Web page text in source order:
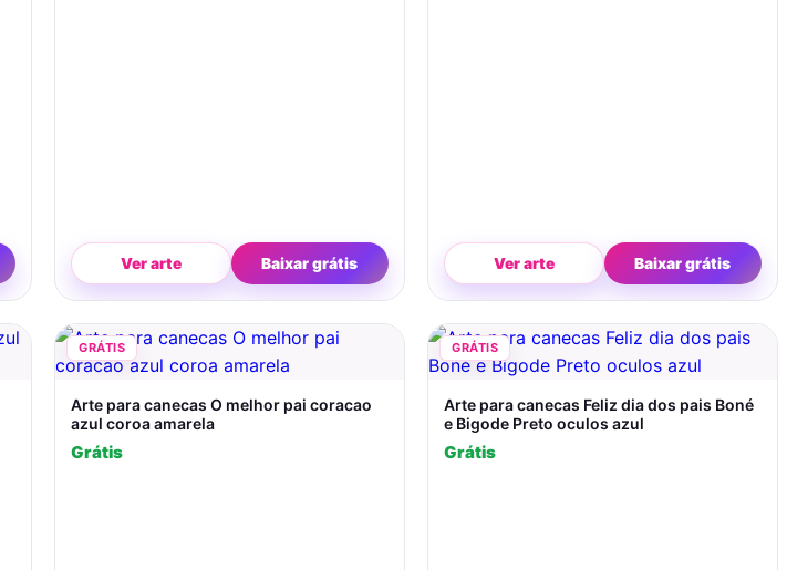
Ver arte Baixar grátis Ver arte Baixar grátis
GRÁTIS
Arte para canecas O melhor pai coracao
azul coroa amarela
Grátis
GRÁTIS
Arte para canecas Feliz dia dos pais Boné
e Bigode Preto oculos azul
Grátis